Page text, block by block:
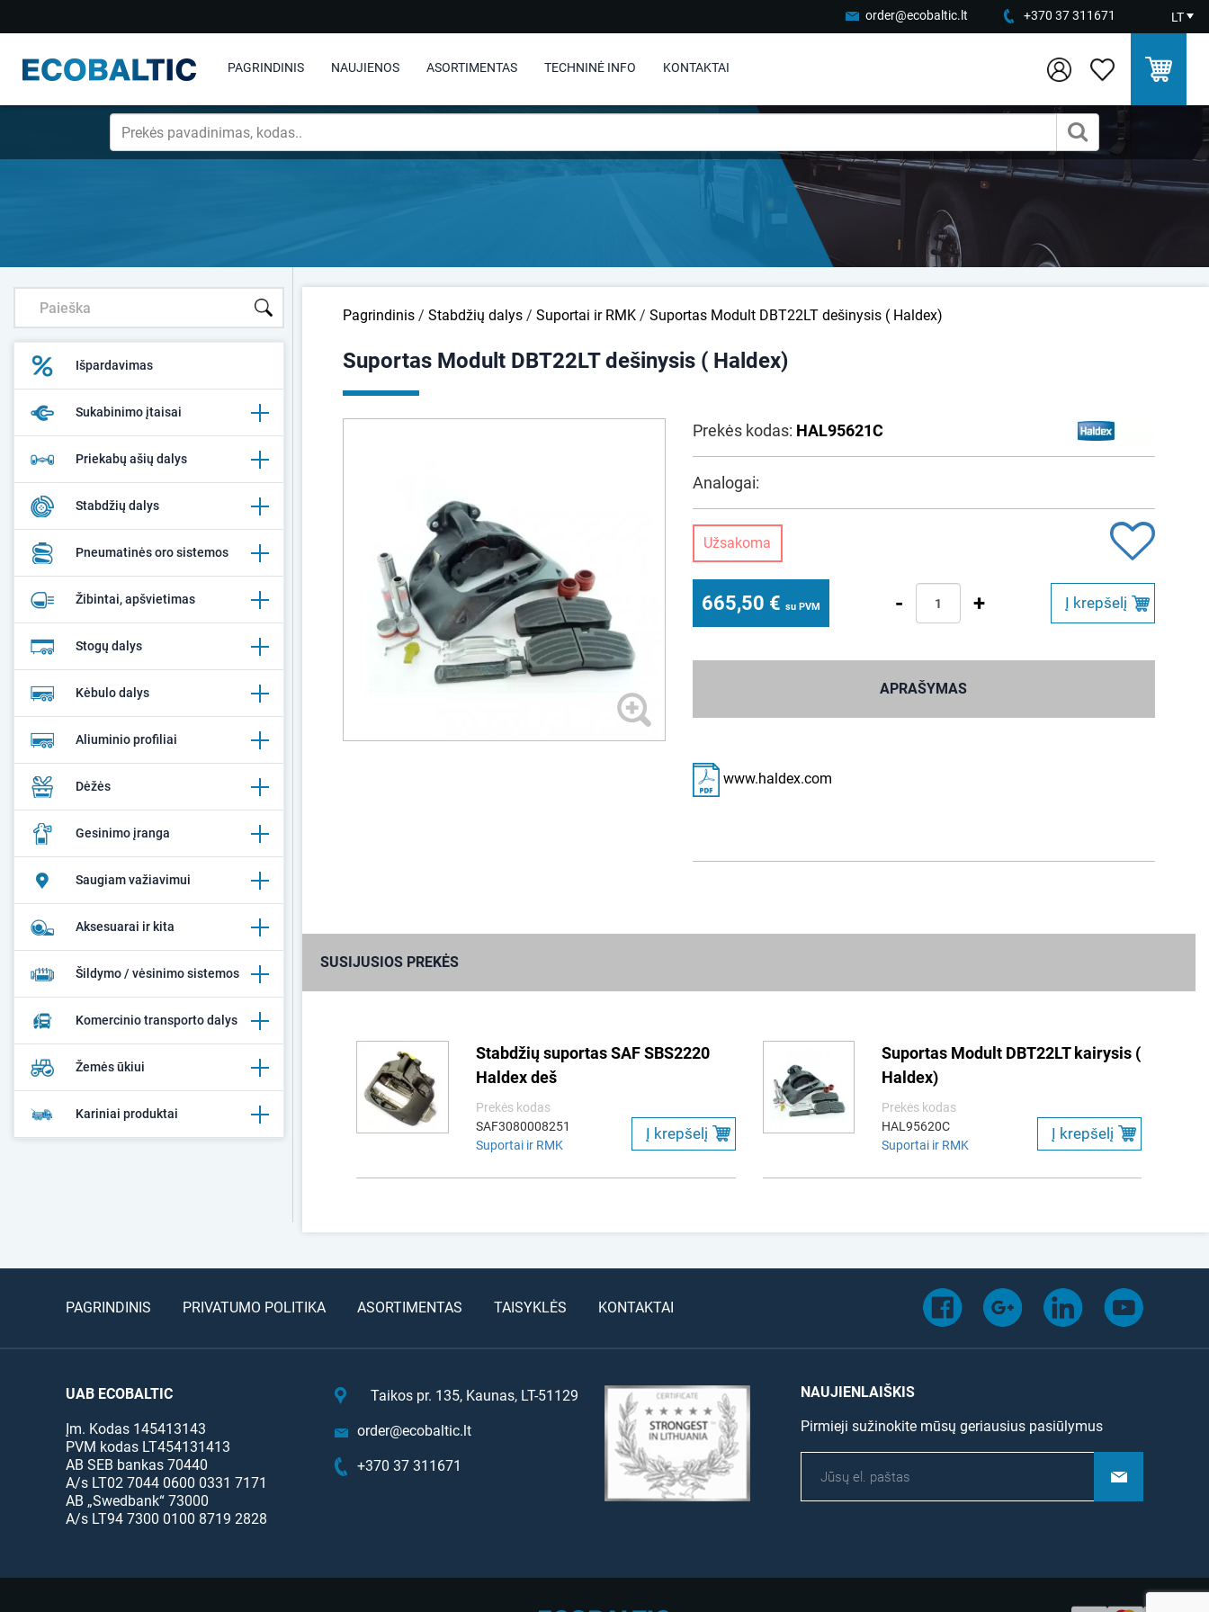
order@ecobaltic.lt +370 37 311671 LT
PAGRINDINIS NAUJIENOS ASORTIMENTAS TECHNINĖ INFO KONTAKTAI
Išpardavimas
Sukabinimo įtaisai
Priekabų ašių dalys
Stabdžių dalys
Pneumatinės oro sistemos
Žibintai, apšvietimas
Stogų dalys
Kėbulo dalys
Aliuminio profiliai
Dėžės
Gesinimo įranga
Saugiam važiavimui
Aksesuarai ir kita
Šildymo / vėsinimo sistemos
Komercinio transporto dalys
Žemės ūkiui
Kariniai produktai
Pagrindinis / Stabdžių dalys / Suportai ir RMK / Suportas Modult DBT22LT dešinysis ( Haldex)
Suportas Modult DBT22LT dešinysis ( Haldex)
Prekės kodas: HAL95621C
Analogai:
Užsakoma
665,50 € su PVM - + Į krepšelį
APRAŠYMAS
www.haldex.com
SUSIJUSIOS PREKĖS
Stabdžių suportas SAF SBS2220
Haldex deš
Prekės kodas
SAF3080008251
Suportai ir RMK
Į krepšelį
Suportas Modult DBT22LT kairysis (
Haldex)
Prekės kodas
HAL95620C
Suportai ir RMK
Į krepšelį
PAGRINDINIS PRIVATUMO POLITIKA ASORTIMENTAS TAISYKLĖS KONTAKTAI
UAB ECOBALTIC
Įm. Kodas 145413143
PVM kodas LT454131413
AB SEB bankas 70440
A/s LT02 7044 0600 0331 7171
AB „Swedbank“ 73000
A/s LT94 7300 0100 8719 2828
Taikos pr. 135, Kaunas, LT-51129
order@ecobaltic.lt
+370 37 311671
NAUJIENLAIŠKIS
Pirmieji sužinokite mūsų geriausius pasiūlymus